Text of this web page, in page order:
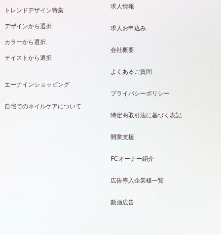
トレンドデザイン特集
デザインから選択
カラーから選択
テイストから選択
エーナインショッピング
自宅でのネイルケアについて
求人情報
求人お申込み
会社概要
よくあるご質問
プライバシーポリシー
特定商取引法に基づく表記
開業支援
FCオーナー紹介
広告導入企業様一覧
動画広告